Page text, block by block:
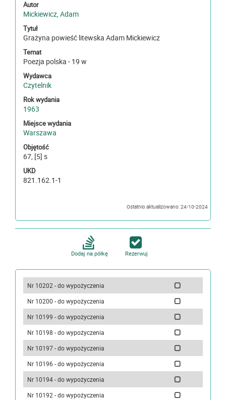
Autor
Mickiewicz, Adam
Tytuł
Grażyna powieść litewska Adam Mickiewicz
Temat
Poezja polska - 19 w
Wydawca
Czytelnik
Rok wydania
1963
Miejsce wydania
Warszawa
Objętość
67, [5] s
UKD
821.162.1-1
Ostatnio aktualizowano: 24-10-2024
Dodaj na półkę Rezerwuj
Nr 10202 - do wypożyczenia
Nr 10200 - do wypożyczenia
Nr 10199 - do wypożyczenia
Nr 10198 - do wypożyczenia
Nr 10197 - do wypożyczenia
Nr 10196 - do wypożyczenia
Nr 10194 - do wypożyczenia
Nr 10192 - do wypożyczenia